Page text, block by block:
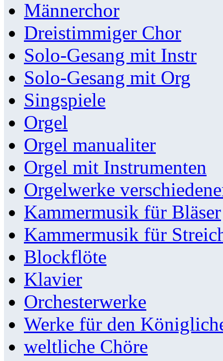
Männerchor
Dreistimmiger Chor
Solo-Gesang mit Instr
Solo-Gesang mit Org
Singspiele
Orgel
Orgel manualiter
Orgel mit Instrumenten
Orgelwerke
Kammermusik für Bläser
Kammermusik für
Blockflöte
Klavier
Orchesterwerke
Werke für den
weltliche Chöre